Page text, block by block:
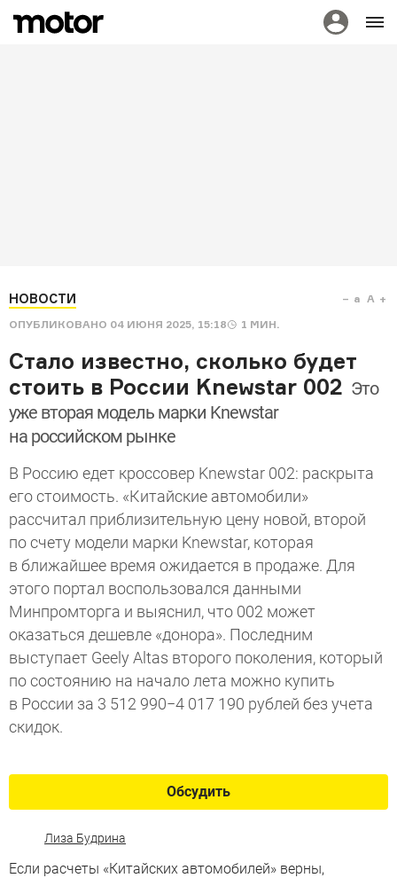
НОВОСТИ
ОПУБЛИКОВАНО 04 ИЮНЯ 2025, 15:18 1 МИН.
a A
Стало известно, сколько будет
стоить в России Knewstar 002 Это
уже вторая модель марки Knewstar
на российском рынке
В Россию едет кроссовер Knewstar 002: раскрыта
его стоимость. «Китайские автомобили»
рассчитал приблизительную цену новой, второй
по счету модели марки Knewstar, которая
в ближайшее время ожидается в продаже. Для
этого портал воспользовался данными
Минпромторга и выяснил, что 002 может
оказаться дешевле «донора». Последним
выступает Geely Altas второго поколения, который
по состоянию на начало лета можно купить
в России за 3 512 990−4 017 190 рублей без учета
скидок.
Обсудить
Лиза Будрина
Если расчеты «Китайских автомобилей» верны,